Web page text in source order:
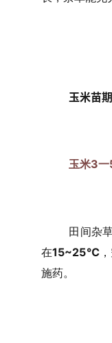
玉米苗
玉米3一
田间杂
在15~25℃
施药。